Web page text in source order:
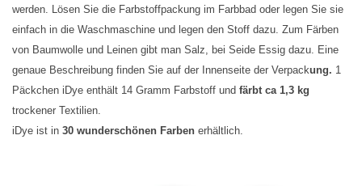
SPECIALS
WERKZEUGE
werden. Lösen Sie die Farbstoffpackung im Farbbad oder legen Sie sie
einfach in die Waschmaschine und legen den Stoff dazu. Zum Färben
von Baumwolle und Leinen gibt man Salz, bei Seide Essig dazu. Eine
genaue Beschreibung finden Sie auf der Innenseite der Verpackung. 1
Päckchen iDye enthält 14 Gramm Farbstoff und färbt ca 1,3 kg
trockener Textilien.
iDye ist in 30 wunderschönen Farben erhältlich.